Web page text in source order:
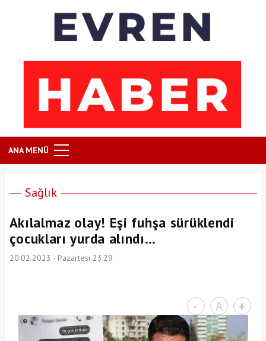
ANA MENÜ
Sağlık
Akılalmaz olay! Eşi fuhşa sürüklendi
çocukları yurda alındı…
20.02.2023 - Pazartesi 23:29
- A +